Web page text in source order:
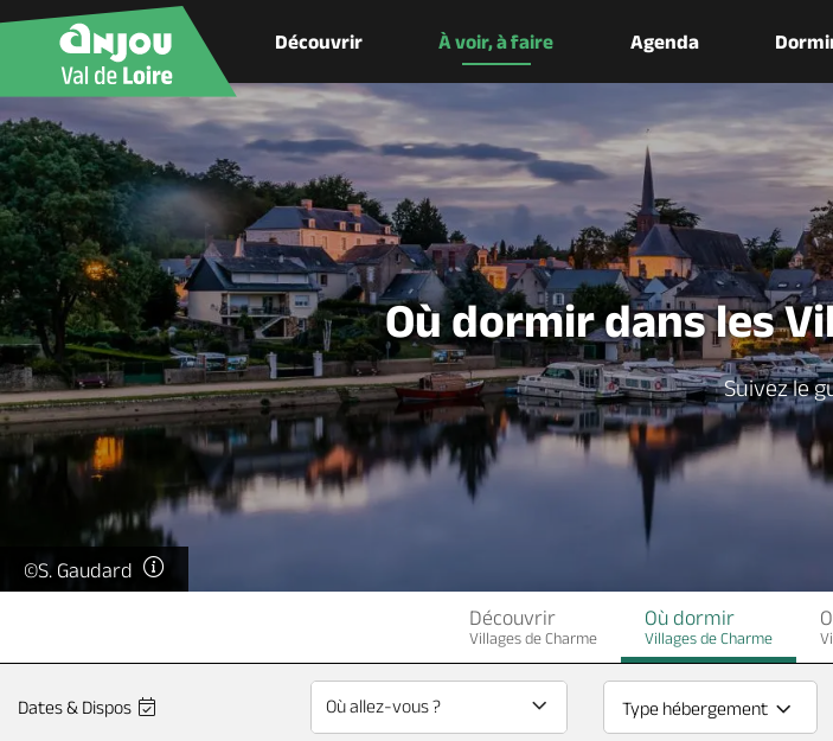
Découvrir À voir, à faire Agenda
Où dormir dans les
Suivez le
©S. Gaudard
Découvrir
Villages de Charme
Où dormir
Villages de Charme
Dates & Dispos Type hébergement